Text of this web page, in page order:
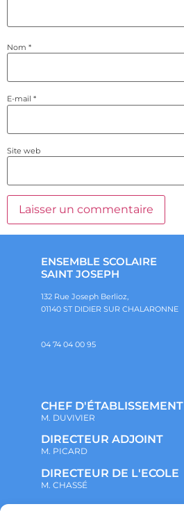
Nom *
E-mail *
Site web
ENSEMBLE SCOLAIRE
SAINT JOSEPH
132 Rue Joseph Berlioz,
01140 ST DIDIER SUR CHALARONNE
04 74 04 00 95
CHEF D'ÉTABLISSEMENT
M. DUVIVIER
DIRECTEUR ADJOINT
M. PICARD
DIRECTEUR DE L'ECOLE
M. CHASSÉ